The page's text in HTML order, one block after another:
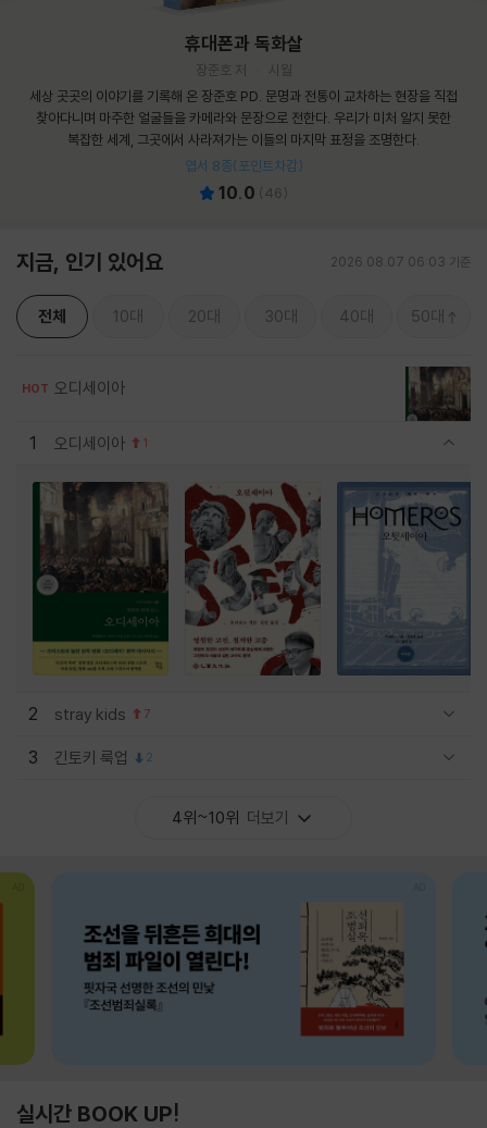
휴대폰과 독화살
장준호 저
시월
세상 곳곳의 이야기를 기록해 온 장준호 PD. 문명과 전통이 교차하는 현장을 직접
찾아다니며 마주한 얼굴들을 카메라와 문장으로 전한다. 우리가 미처 알지 못한
복잡한 세계, 그곳에서 사라져가는 이들의 마지막 표정을 조명한다.
엽서 8종(포인트차감)
10.0 (46)
지금, 인기 있어요 2026.08.07 06:03 기준
전체 10대 20대 30대 40대 50대
HOT 오디세이아
1 오디세이아 1
2 stray kids 7
3 긴토키 룩업 2
4위~10위 더보기
실시간 BOOK UP!